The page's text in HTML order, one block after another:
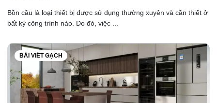
Bồn cầu là loại thiết bị được sử dụng thường xuyên và cần thiết ở
bất kỳ công trình nào. Do đó, việc ...
BÀI VIẾT GẠCH